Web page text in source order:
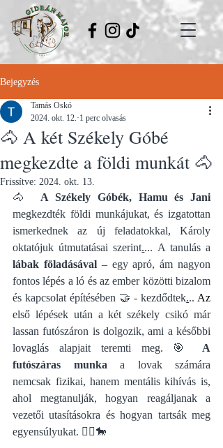
Bejegyzés
🐴 A két Székely Góbé
megkezdte a földi munkát 🐴
Tamás Oskó
2024. okt. 12. 1 perc olvasás
Frissítve: 2024. okt. 13.
🐴
A Székely Góbék, Hamu és Jani
megkezdték földi munkájukat, és izgatottan
ismerkednek az új feladatokkal, Károly
oktatójuk útmutatásai szerint.
lábak föladásával – egy apró, ám nagyon
fontos lépés a ló és az ember közötti bizalom
és kapcsolat építésében 🤝 - kezdődtek... Az
első lépések után a két székely csikó már
lassan futószáron is dolgozik, ami a későbbi
lovaglás alapjait teremti meg. 🎯 A
futószáras munka a lovak számára
nemcsak fizikai, hanem mentális kihívás is,
ahol megtanulják, hogyan reagáljanak a
vezetői utasításokra és hogyan tartsák meg
egyensúlyukat. 🏃‍♂️🐎